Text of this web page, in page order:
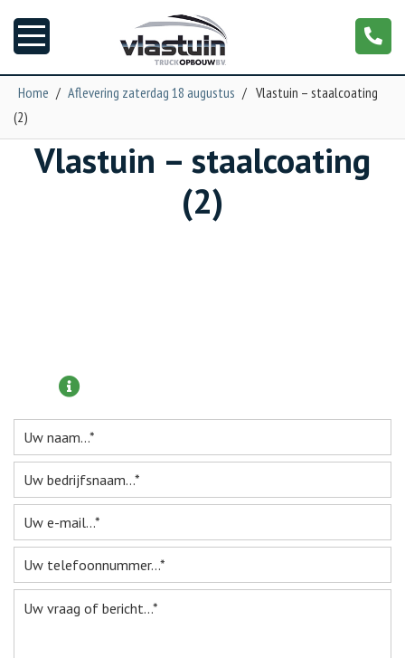
Nieuws
NGS XXL
Webshop
Te Koop
Miniatuur
Vacatures
Home / Aflevering zaterdag 18 augustus / Vlastuin – staalcoating
(2)
Vlastuin – staalcoating
(2)